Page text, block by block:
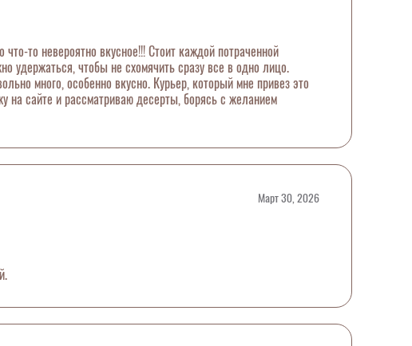
то невероятно вкусное!!! Стоит каждой потраченной
удержаться, чтобы не схомячить сразу все в одно лицо.
много, особенно вкусно. Курьер, который мне привез это
на сайте и рассматриваю десерты, борясь с желанием
Март 30, 2026